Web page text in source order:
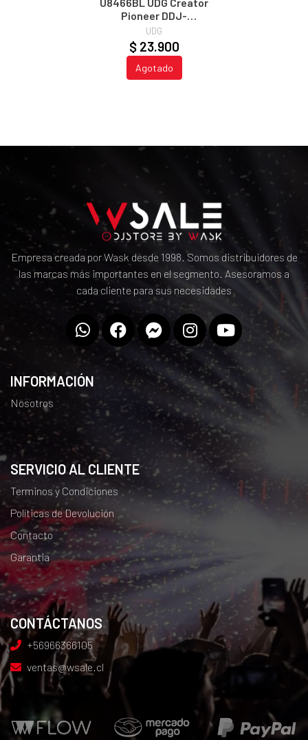
Pioneer DDJ-
XP2/Reloop
Buddy/Ready
Hardcase Black
UDG
$ 23.900
Agotado
Empresa creada por Wask desde 1998. Somos distribuidores de
las marcas más importantes en el segmento. Asesoramos a
cada cliente para sus necesidades
INFORMACIÓN
Nosotros
SERVICIO AL CLIENTE
Terminos y Condiciones
Políticas de Devolución
Contacto
Garantia
CONTÁCTANOS
+56966366105
ventas@wsale.cl